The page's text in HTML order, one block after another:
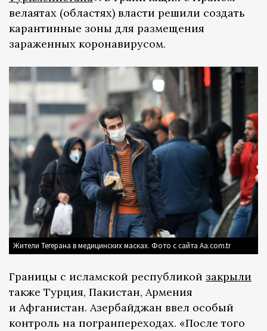
велаятах (областях) власти решили создать
карантинные зоны для размещения
зараженных коронавирусом.
Жители Тегерана в медицинских масках. Фото с сайта Aa.com.tr
Границы с исламской республикой закрыли
также Турция, Пакистан, Армения
и Афганистан. Азербайджан ввел особый
контроль на погранпереходах. «После того